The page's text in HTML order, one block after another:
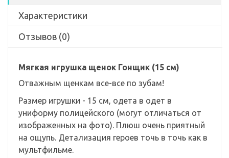
Характеристики
Отзывов (0)
Мягкая игрушка щенок Гонщик (15 см)
Отважным щенкам все-все по зубам!
Размер игрушки - 15 см, одета в одет в
униформу полицейского (могут отличаться от
изображенных на фото). Плюш очень приятный
на ощупь. Детализация героев точь в точь как в
мультфильме.